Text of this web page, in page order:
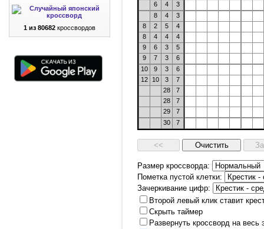
1 из 80682 кроссвордов
6
4
3
8
4
3
8
2 5
4
8
4 4
4
9
6 3
5
9
7 3
6
10
9 3
6
12
10 3
7
28
7
28
7
29
7
30
7
Размер кроссворда:
Пометка пустой клетки:
Зачеркивание цифр:
Второй левый клик ставит
Скрыть таймер
Развернуть кроссворд на